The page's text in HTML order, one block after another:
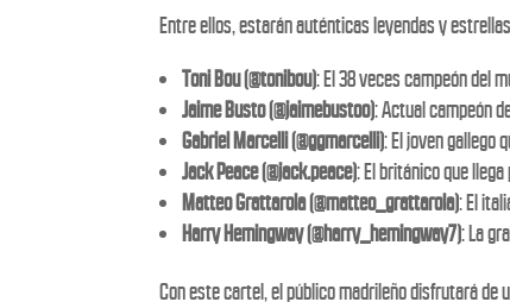
Entre ellos, estarán auténticas leyendas y
Toni Bou (@tonibou): El 38 veces campeón del
Jaime Busto (@jaimebustoo): Actual campeón
Gabriel Marcelli (@ggmarcelli): El joven gallego
Jack Peace (@jack.peace): El británico que
Matteo Grattarola (@matteo_grattarola): El
Harry Hemingway (@harry_hemingway7): La
Con este cartel, el público madrileño disfrutará de